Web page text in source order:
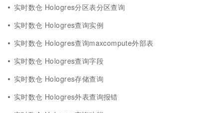
实时数仓 Hologres分区表分区查询
实时数仓 Hologres查询实例
实时数仓 Hologres查询maxcompute外部表
实时数仓 Hologres查询字段
实时数仓 Hologres存储查询
实时数仓 Hologres外表查询报错